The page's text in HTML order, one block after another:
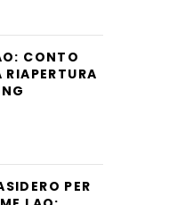
CONTO
RIAPERTURA
PER